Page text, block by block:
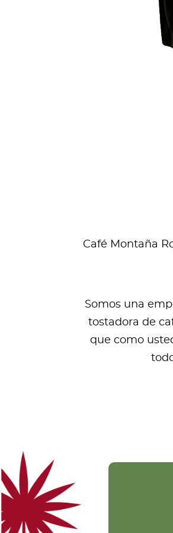
Café Montaña
Somos una
tostadora de
que como